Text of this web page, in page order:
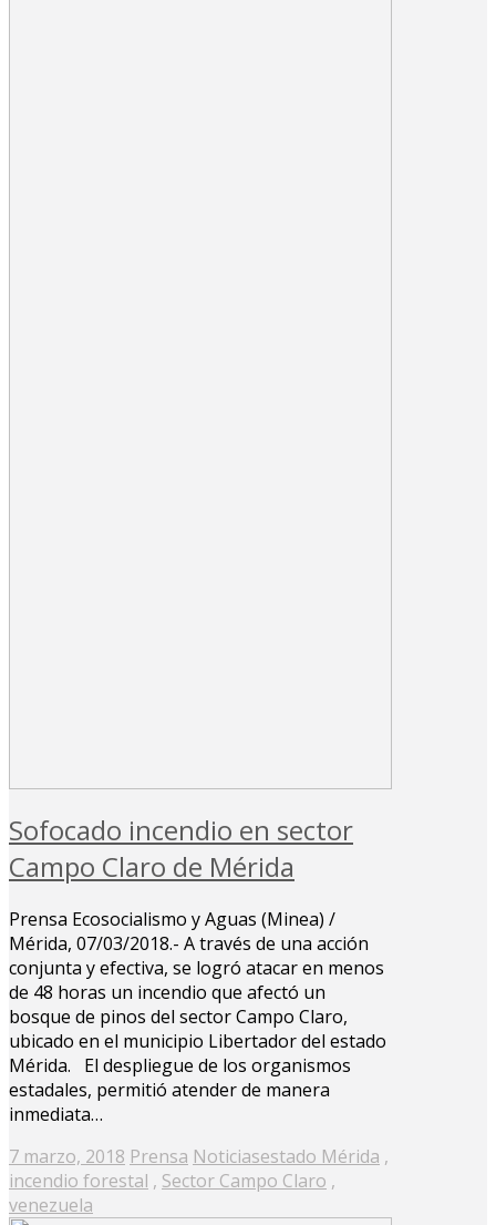
Sofocado incendio en sector
Campo Claro de Mérida
Prensa Ecosocialismo y Aguas (Minea) /
Mérida, 07/03/2018.- A través de una acción
conjunta y efectiva, se logró atacar en menos
de 48 horas un incendio que afectó un
bosque de pinos del sector Campo Claro,
ubicado en el municipio Libertador del estado
Mérida. El despliegue de los organismos
estadales, permitió atender de manera
inmediata…
Posted
on
7 marzo, 2018 Prensa Noticiasestado Mérida ,
incendio forestal , Sector Campo Claro ,
venezuela